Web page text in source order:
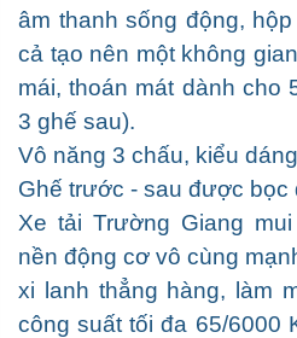
âm thanh sống động,
cả tạo nên một không
mái, thoán mát dành cho
3 ghế sau).
Vô năng 3 chấu, kiểu
Ghế trước - sau được bọc
Xe tải Trường Giang
nền động cơ vô cùng
xi lanh thẳng hàng, làm
công suất tối đa 65/6000